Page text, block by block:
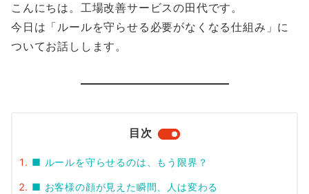
こんにちは。工場改善サービスの田代です。
今日は「ルールを守らせる必要がなくなる仕組み」に
ついてお話しします。
目次
■ ルールを守らせるのは、もう限界？
■ お客様の顔が見えた瞬間、人は変わる